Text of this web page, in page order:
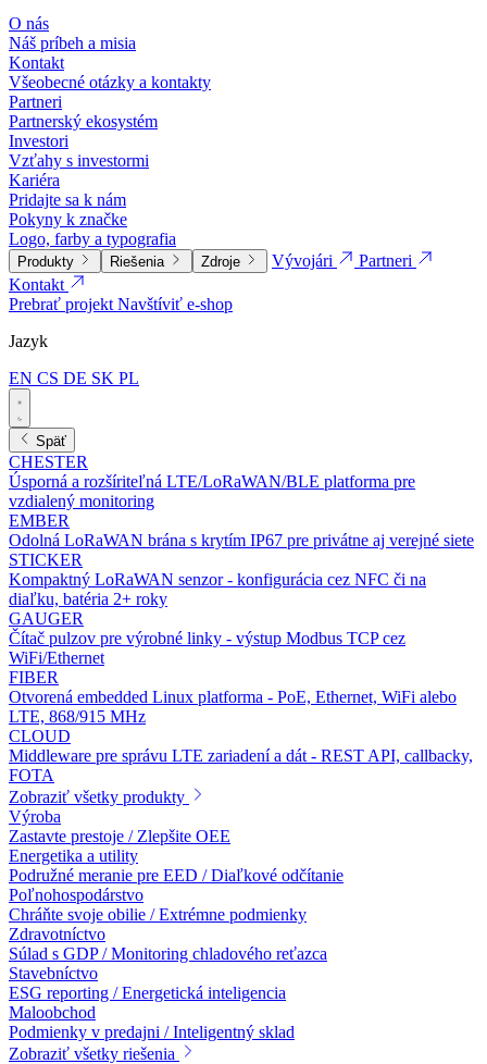
O nás
Náš príbeh a misia
Kontakt
Všeobecné otázky a kontakty
Partneri
Partnerský ekosystém
Investori
Vzťahy s investormi
Kariéra
Pridajte sa k nám
Pokyny k značke
Logo, farby a typografia
Produkty Riešenia Zdroje Vývojári
Partneri
Kontakt
Prebrať projektNavštíviť e-shop
Jazyk
EN CS DE SK PL
Späť
CHESTER
Úsporná a rozšíriteľná LTE/LoRaWAN/BLE platforma pre
vzdialený monitoring
EMBER
Odolná LoRaWAN brána s krytím IP67 pre privátne aj verejné siete
STICKER
Kompaktný LoRaWAN senzor - konfigurácia cez NFC či na
diaľku, batéria 2+ roky
GAUGER
Čítač pulzov pre výrobné linky - výstup Modbus TCP cez
WiFi/Ethernet
FIBER
Otvorená embedded Linux platforma - PoE, Ethernet, WiFi alebo
LTE, 868/915 MHz
CLOUD
Middleware pre správu LTE zariadení a dát - REST API, callbacky,
FOTA
Zobraziť všetky produkty
Výroba
Zastavte prestoje / Zlepšite OEE
Energetika a utility
Podružné meranie pre EED / Diaľkové odčítanie
Poľnohospodárstvo
Chráňte svoje obilie / Extrémne podmienky
Zdravotníctvo
Súlad s GDP / Monitoring chladového reťazca
Stavebníctvo
ESG reporting / Energetická inteligencia
Maloobchod
Podmienky v predajni / Inteligentný sklad
Zobraziť všetky riešenia